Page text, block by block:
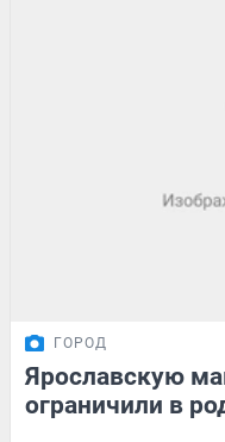
ГОРОД
Ярославскую
ограничили в